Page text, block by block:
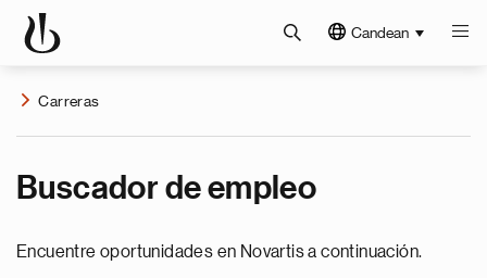
Candean
Carreras
Buscador de empleo
Encuentre oportunidades en Novartis a continuación.